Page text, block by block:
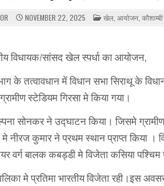
NOVEMBER 22, 2025 POSTED
IN
खेल आयोजन कौशाम्बी
विधायक/सांसद खेल स्पर्धा का आयोजन,
के तत्वावधान में विधान सभा सिराथू के
स्टेडियम गिरसा मे किया गया।
सोनकर ने उद्घाटन किया। जिसमे
नीरज कुमार ने प्रथम स्थान प्राप्त किया ।
वर्ग बालक कबड्डी मे विजेता कसिया पश्चिम
मे प्रतिमा भारतीय विजेता रही।इस अवसर